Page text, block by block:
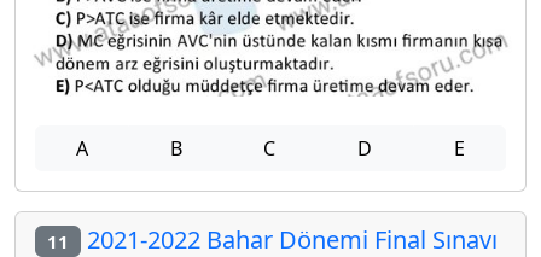
A B C D E
11 2021-2022 Bahar Dönemi Final Sınavı